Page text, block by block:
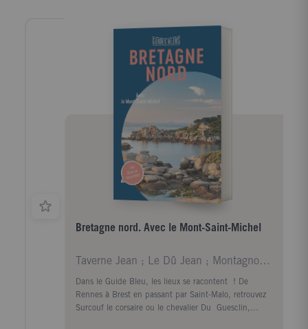
petit oiseau est sorti, c'est la Belle Epoque. L'ennui
est que Paris a gardé la pose.
Bretagne nord. Avec le Mont-Saint-Michel
Taverne Jean ; Le Dû Jean ; Montagnon Denis ; Foll
Dans le Guide Bleu, les lieux se racontent ! De
Rennes à Brest en passant par Saint-Malo, retrouvez
Surcouf le corsaire ou le chevalier Du Guesclin,